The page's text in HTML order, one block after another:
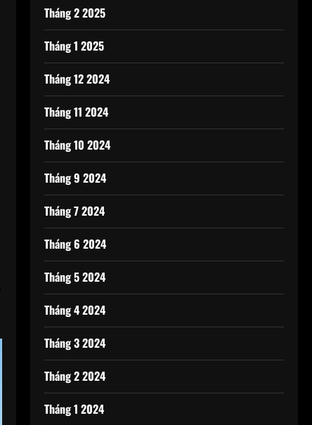
Tháng 2 2025
Tháng 1 2025
Tháng 12 2024
Tháng 11 2024
Tháng 10 2024
Tháng 9 2024
Tháng 7 2024
Tháng 6 2024
Tháng 5 2024
Tháng 4 2024
Tháng 3 2024
Tháng 2 2024
Tháng 1 2024